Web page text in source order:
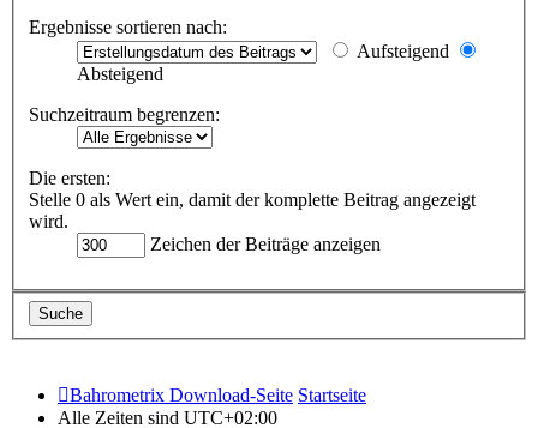
Ergebnisse sortieren nach:
Aufsteigend
Absteigend
Suchzeitraum begrenzen:
Die ersten:
Stelle 0 als Wert ein, damit der komplette Beitrag angezeigt
wird.
Zeichen der Beiträge anzeigen
Bahrometrix Download-Seite Startseite
Alle Zeiten sind UTC+02:00